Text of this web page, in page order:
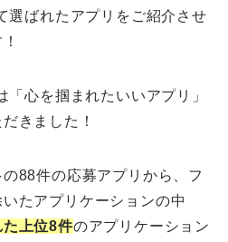
選ばれたアプリをご紹介させ
心を掴まれたいいアプリ」
きました！
88件の応募アプリから、フ
たアプリケーションの中
上位8件のアプリケーション